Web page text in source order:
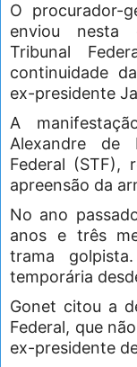
O procurador-
enviou nesta
Tribunal
continuidade
ex-presidente
A
Alexandre de
Federal (STF),
apreensão da
No ano
anos e três
trama
temporária
Gonet citou a
Federal, que
ex-presidente